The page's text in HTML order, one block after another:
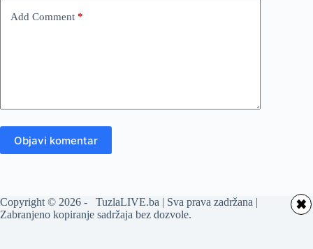
Add Comment *
Objavi komentar
Copyright © 2026 - TuzlaLIVE.ba | Sva prava zadržana |
Zabranjeno kopiranje sadržaja bez dozvole.
✖